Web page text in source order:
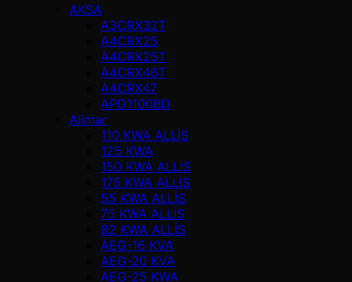
AKSA
A3CRX32T
A4CRX25
A4CRX25T
A4CRX46T
A4CRX47
APD1100BD
Alimar
110 KWA ALLİS
125 KWA
150 KWA ALLİS
175 KWA ALLİS
55 KWA ALLİS
75 KWA ALLİS
82 KWA ALLİS
AEG-16 KVA
AEG-20 KVA
AEG-25 KWA